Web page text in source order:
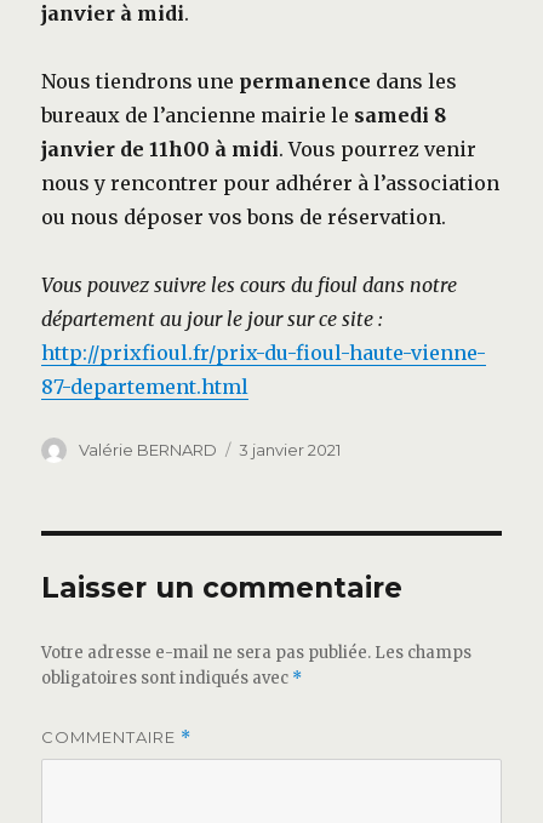
janvier à midi.
Nous tiendrons une permanence dans les
bureaux de l’ancienne mairie le samedi 8
janvier de 11h00 à midi. Vous pourrez venir
nous y rencontrer pour adhérer à l’association
ou nous déposer vos bons de réservation.
Vous pouvez suivre les cours du fioul dans notre
département au jour le jour sur ce site :
http://prixfioul.fr/prix-du-fioul-haute-vienne-
87-departement.html
Auteur
Valérie BERNARD
Publié
3 janvier 2021
Laisser un commentaire
Votre adresse e-mail ne sera pas publiée. Les champs
obligatoires sont indiqués avec *
COMMENTAIRE *